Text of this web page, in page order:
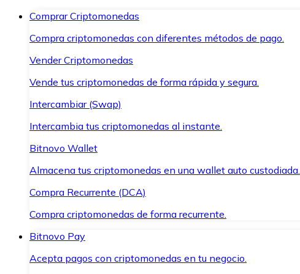
Comprar Criptomonedas
Compra criptomonedas con diferentes métodos de pago.
Vender Criptomonedas
Vende tus criptomonedas de forma rápida y segura.
Intercambiar (Swap)
Intercambia tus criptomonedas al instante.
Bitnovo Wallet
Almacena tus criptomonedas en una wallet auto custodiada.
Compra Recurrente (DCA)
Compra criptomonedas de forma recurrente.
Bitnovo Pay
Acepta pagos con criptomonedas en tu negocio.